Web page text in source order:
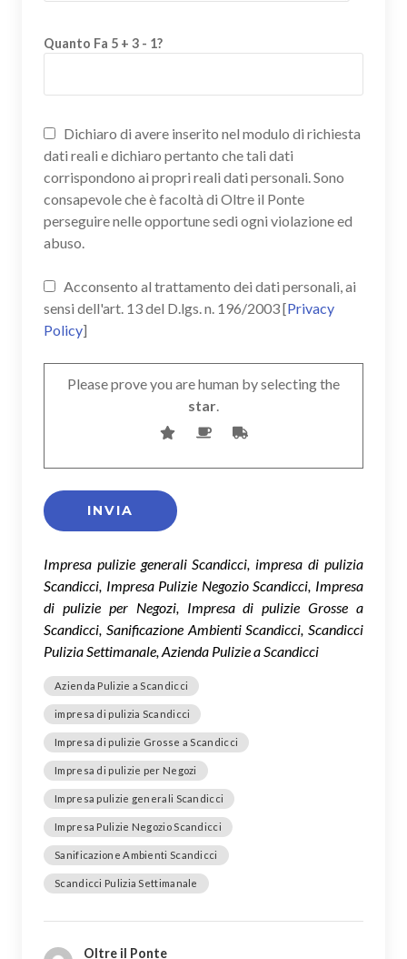
Quanto Fa 5 + 3 - 1?
Dichiaro di avere inserito nel modulo di richiesta
dati reali e dichiaro pertanto che tali dati
corrispondono ai propri reali dati personali. Sono
consapevole che è facoltà di Oltre il Ponte
perseguire nelle opportune sedi ogni violazione ed
abuso.
Acconsento al trattamento dei dati personali, ai
sensi dell'art. 13 del D.lgs. n. 196/2003 [Privacy
Policy]
Please prove you are human by selecting the
star.
Impresa pulizie generali Scandicci, impresa di pulizia
Scandicci, Impresa Pulizie Negozio Scandicci, Impresa
di pulizie per Negozi, Impresa di pulizie Grosse a
Scandicci, Sanificazione Ambienti Scandicci, Scandicci
Pulizia Settimanale, Azienda Pulizie a Scandicci
Azienda Pulizie a Scandicci
impresa di pulizia Scandicci
Impresa di pulizie Grosse a Scandicci
Impresa di pulizie per Negozi
Impresa pulizie generali Scandicci
Impresa Pulizie Negozio Scandicci
Sanificazione Ambienti Scandicci
Scandicci Pulizia Settimanale
Oltre il Ponte